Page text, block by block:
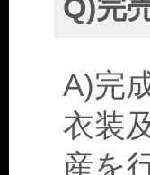
Q)完
A)完
衣装
産を